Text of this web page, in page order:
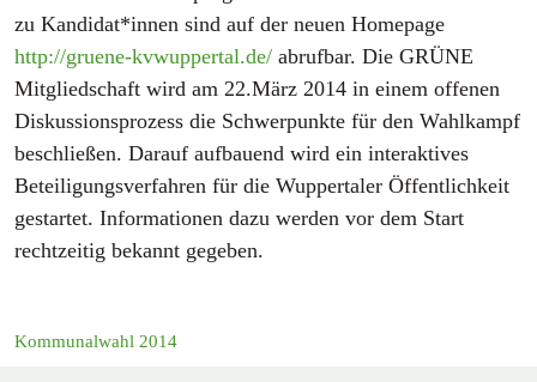
zu Kandidat*innen sind auf der neuen Homepage
http://gruene-kvwuppertal.de/ abrufbar. Die GRÜNE
Mitgliedschaft wird am 22.März 2014 in einem offenen
Diskussionsprozess die Schwerpunkte für den Wahlkampf
beschließen. Darauf aufbauend wird ein interaktives
Beteiligungsverfahren für die Wuppertaler Öffentlichkeit
gestartet. Informationen dazu werden vor dem Start
rechtzeitig bekannt gegeben.
Kommunalwahl 2014